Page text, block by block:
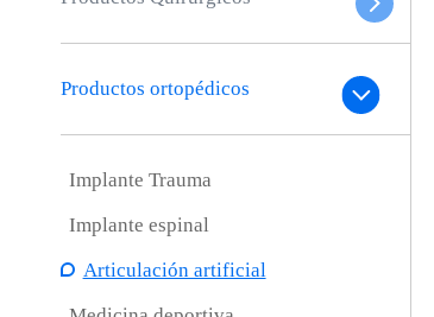
Productos ortopédicos
Implante Trauma
Implante espinal
Articulación artificial